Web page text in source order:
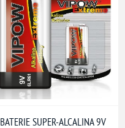
BATERIE SUPER-ALCALINA 9V